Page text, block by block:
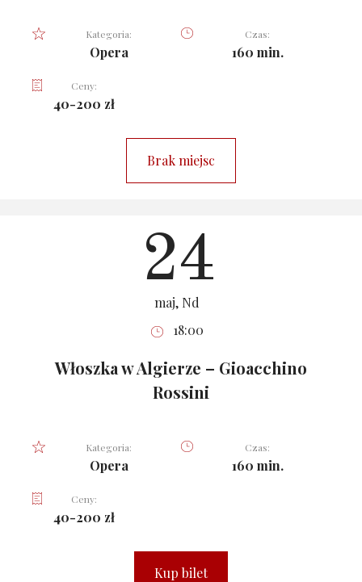
Kategoria:
Opera
Czas:
160 min.
Ceny:
40-200 zł
Brak miejsc
24
maj, Nd
18:00
Włoszka w Algierze – Gioacchino
Rossini
Kategoria:
Opera
Czas:
160 min.
Ceny:
40-200 zł
Kup bilet